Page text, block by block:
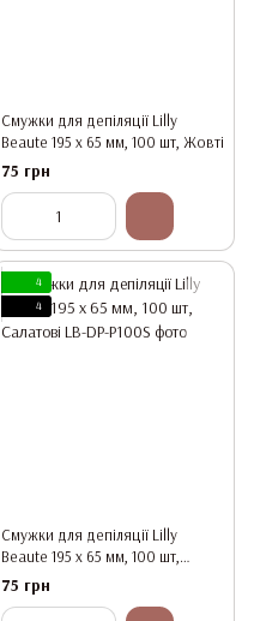
Смужки для депіляції Lilly
Beaute 195 x 65 мм, 100 шт, Жовті
75 грн
4
4
Смужки для депіляції Lilly
Beaute 195 x 65 мм, 100 шт,
Салатові
75 грн